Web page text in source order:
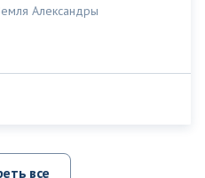
Александры
все